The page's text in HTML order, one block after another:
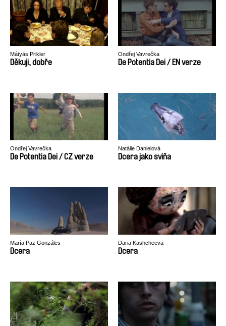
Mátyás Prikler
Děkuji, dobře
Ondřej Vavrečka
De Potentia Dei / EN verze
Ondřej Vavrečka
De Potentia Dei / CZ verze
Natálie Danielová
Dcera jako sviňa
María Paz Gonzáles
Dcera
Daria Kashcheeva
Dcera